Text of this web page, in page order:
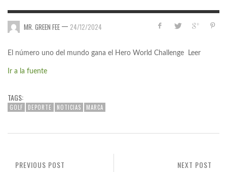
MR. GREEN FEE — 24/12/2024
El número uno del mundo gana el Hero World Challenge Leer
Ir a la fuente
TAGS:
GOLF DEPORTE NOTICIAS MARCA
NEXT POST
PREVIOUS POST